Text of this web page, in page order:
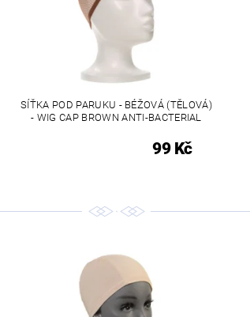
SÍŤKA POD PARUKU - BÉŽOVÁ (TĚLOVÁ)
- WIG CAP BROWN ANTI-BACTERIAL
99 Kč